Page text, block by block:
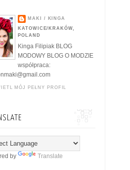
MAKI / KINGA
KATOWICE/KRAKÓW,
POLAND
Kinga Filipiak BLOG
MODOWY BLOG O MODZIE
współpraca:
MÓJ PEŁNY PROFIL
by Translate